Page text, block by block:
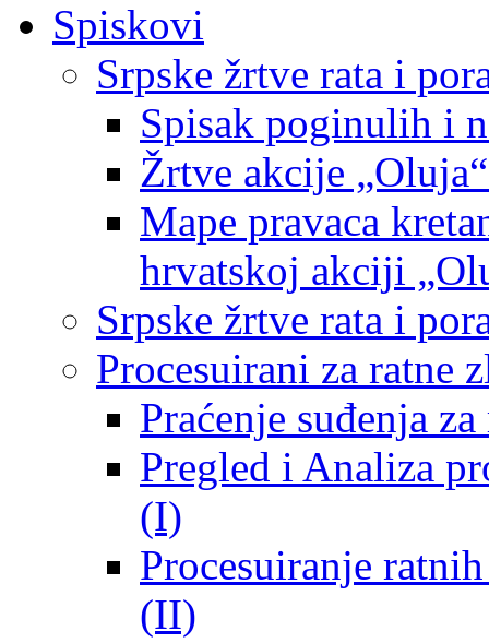
Spiskovi
Srpske žrtve rata i
Spisak poginulih i
Žrtve akcije
Mape pravaca
hrvatskoj akciji
Srpske žrtve rata i
Procesuirani za ratne
Praćenje suđenja
Pregled i Analiza
(I)
Procesuiranje
(II)